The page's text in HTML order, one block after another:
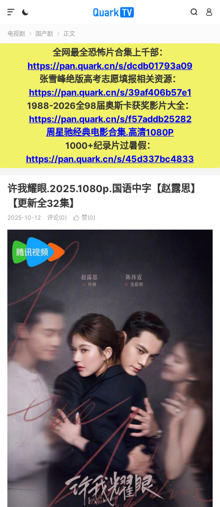
  

电视剧  国产剧  正文
全网最全恐怖片合集上千部：
https://pan.quark.cn/s/dcdb01793a09
张雪峰绝版高考志愿填报相关资源：
https://pan.quark.cn/s/39af406b57e1
1988-2026全98届奥斯卡获奖影片大全：
https://pan.quark.cn/s/f57addb25282
周星驰经典电影合集.高清1080P
1000+纪录片过暑假：
https://pan.quark.cn/s/45d337bc4833
许我耀眼.2025.1080p.国语中字【赵露思】
【更新全32集】
2025-10-12 评论(0)  赞(0)